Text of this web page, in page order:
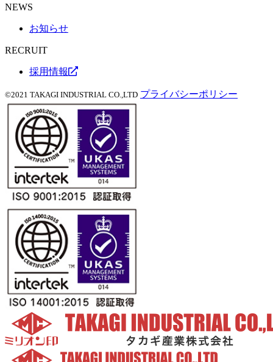
NEWS
お知らせ
RECRUIT
採用情報
©2021 TAKAGI INDUSTRIAL CO.,LTD プライバシーポリシー